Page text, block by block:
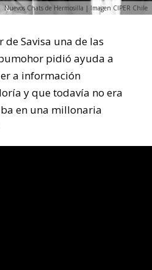
Nuevos Chats de Hermosilla | Imagen CIPER Chile
Savisa una de las
pidió ayuda a
a información
y que todavía no era
en una millonaria